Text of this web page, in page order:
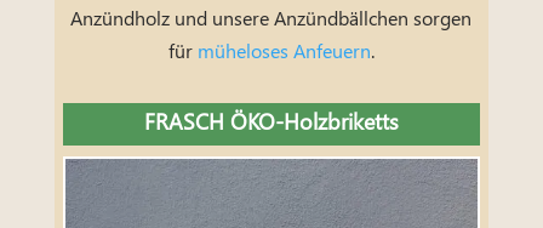
Anzündholz und unsere Anzündbällchen sorgen
für müheloses Anfeuern.
FRASCH ÖKO-Holzbriketts